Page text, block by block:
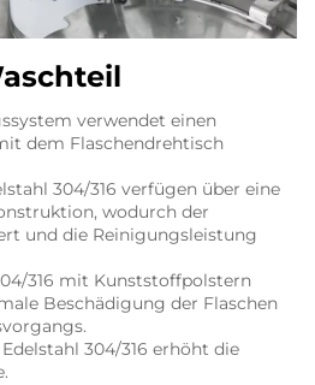
verwendet einen
dem Flaschendrehtisch
304/316 verfügen über eine
wodurch der
und die Reinigungsleistung
316 mit Kunststoffpolstern
Beschädigung der Flaschen
304/316 erhöht die